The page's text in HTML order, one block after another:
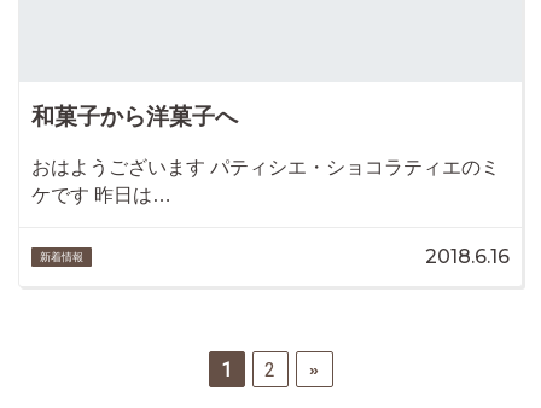
和菓子から洋菓子へ
おはようございます パティシエ・ショコラティエのミ
ケです 昨日は…
新着情報 2018.6.16
1 2 »